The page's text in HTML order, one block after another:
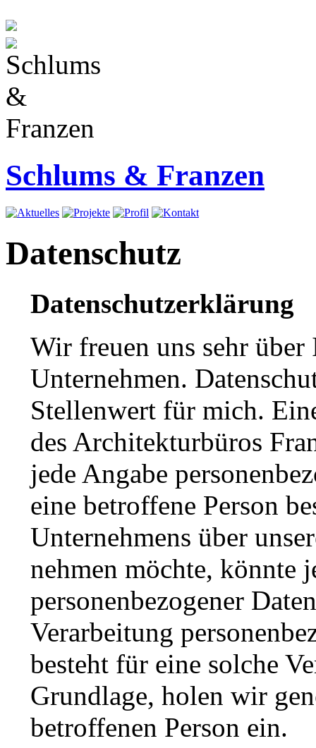
Schlums & Franzen
Datenschutz
Datenschutzerklärung
Wir freuen uns sehr über
Unternehmen.
Stellenwert für mich.
des Architekturbüros
jede Angabe
eine betroffene Person
Unternehmens über
nehmen möchte, könnte
personenbezogener
Verarbeitung
besteht für eine solche
Grundlage, holen wir
betroffenen Person ein.